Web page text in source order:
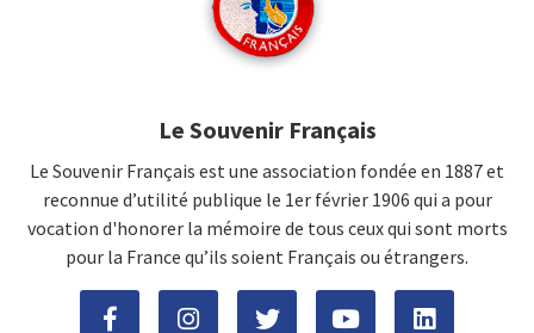
Le Souvenir Français
Le Souvenir Français est une association fondée en 1887 et
reconnue d’utilité publique le 1er février 1906 qui a pour
vocation d'honorer la mémoire de tous ceux qui sont morts
pour la France qu’ils soient Français ou étrangers.